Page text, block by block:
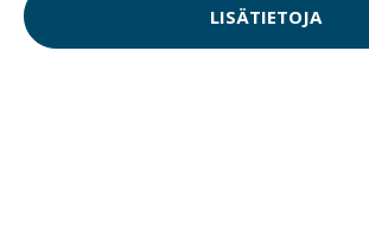
LISÄTIETOJA